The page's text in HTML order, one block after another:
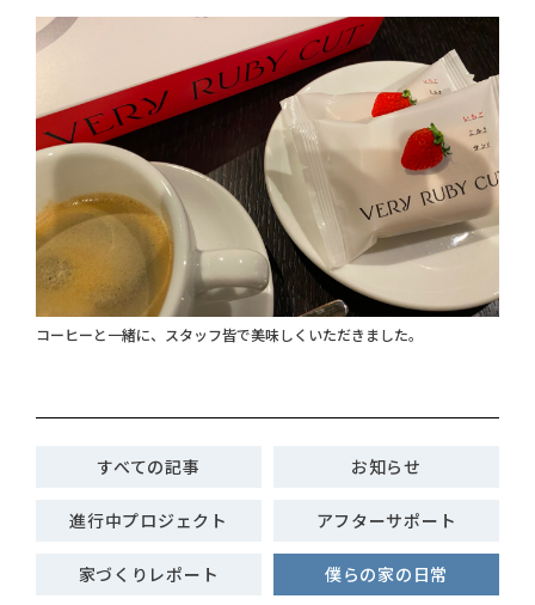
コーヒーと一緒に、スタッフ皆で美味しくいただきました。
すべての記事 お知らせ
進行中プロジェクト アフターサポート
家づくりレポート 僕らの家の日常